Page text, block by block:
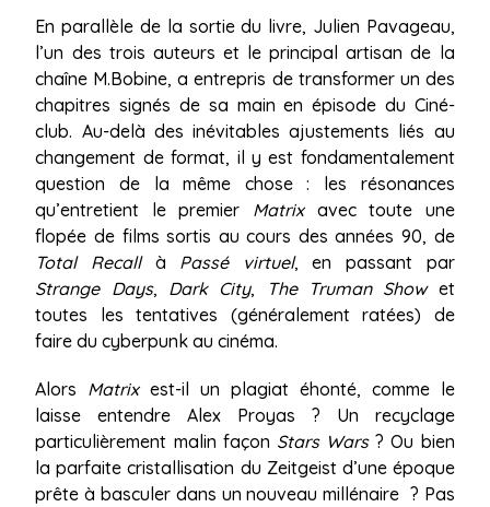
En parallèle de la sortie du livre, Julien Pavageau,
l’un des trois auteurs et le principal artisan de la
chaîne M.Bobine, a entrepris de transformer un des
chapitres signés de sa main en épisode du Ciné-
club. Au-delà des inévitables ajustements liés au
changement de format, il y est fondamentalement
question de la même chose : les résonances
qu’entretient le premier Matrixavec toute une
flopée de films sortis au cours des années 90, de
Total Recallà Passé virtuel, en passant par
Strange Days, Dark City, The Truman Showet
toutes les tentatives (généralement ratées) de
faire du cyberpunk au cinéma.
Alors Matrixest-il un plagiat éhonté, comme le
laisse entendre Alex Proyas ? Un recyclage
particulièrement malin façon Stars Wars? Ou bien
la parfaite cristallisation du Zeitgeist d’une époque
prête à basculer dans un nouveau millénaire ? Pas